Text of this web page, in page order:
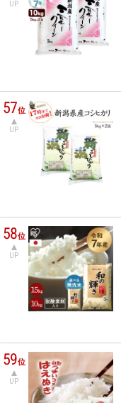
UP
57位
UP
58位
UP
59位
UP